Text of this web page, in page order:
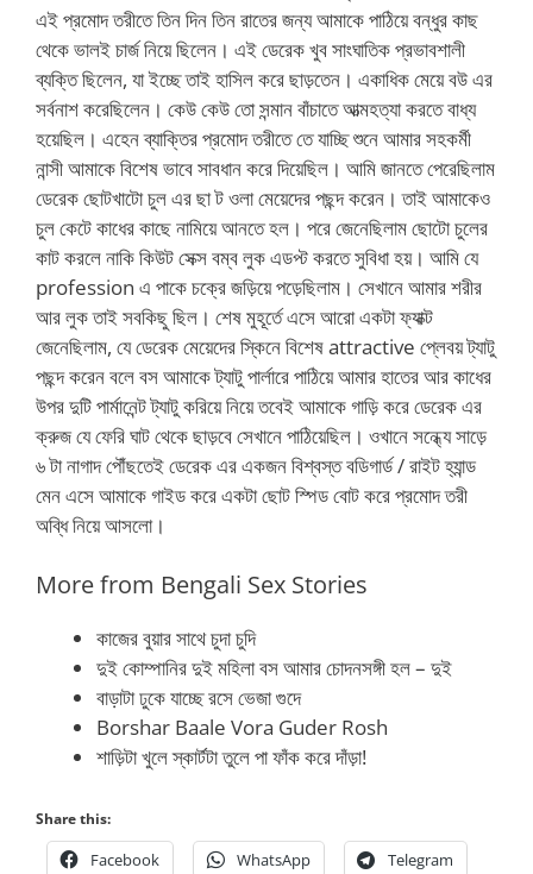
এই প্রমোদ তরীতে তিন দিন তিন রাতের জন্য আমাকে পাঠিয়ে বন্ধুর কাছ
থেকে ভালই চার্জ নিয়ে ছিলেন। এই ডেরেক খুব সাংঘাতিক প্রভাবশালী
ব্যক্তি ছিলেন, যা ইচ্ছে তাই হাসিল করে ছাড়তেন। একাধিক মেয়ে বউ এর
সর্বনাশ করেছিলেন। কেউ কেউ তো সন্মান বাঁচাতে আত্মহত্যা করতে বাধ্য
হয়েছিল। এহেন ব্যাক্তির প্রমোদ তরীতে তে যাচ্ছি শুনে আমার সহকর্মী
নান্সী আমাকে বিশেষ ভাবে সাবধান করে দিয়েছিল। আমি জানতে পেরেছিলাম
ডেরেক ছোটখাটো চুল এর ছা ট ওলা মেয়েদের পছন্দ করেন। তাই আমাকেও
চুল কেটে কাধের কাছে নামিয়ে আনতে হল। পরে জেনেছিলাম ছোটো চুলের
কাট করলে নাকি কিউট সেক্স বম্ব লুক এডপ্ট করতে সুবিধা হয়। আমি যে
profession এ পাকে চক্রে জড়িয়ে পড়েছিলাম। সেখানে আমার শরীর
আর লুক তাই সবকিছু ছিল। শেষ মুহূর্তে এসে আরো একটা ফ্যাক্ট
জেনেছিলাম, যে ডেরেক মেয়েদের স্কিনে বিশেষ attractive প্লেবয় ট্যাটু
পছন্দ করেন বলে বস আমাকে ট্যাটু পার্লারে পাঠিয়ে আমার হাতের আর কাধের
উপর দুটি পার্মানেন্ট ট্যাটু করিয়ে নিয়ে তবেই আমাকে গাড়ি করে ডেরেক এর
ক্রুজ যে ফেরি ঘাট থেকে ছাড়বে সেখানে পাঠিয়েছিল। ওখানে সন্ধ্যে সাড়ে
৬ টা নাগাদ পৌঁছতেই ডেরেক এর একজন বিশ্বস্ত বডিগার্ড / রাইট হ্যান্ড
মেন এসে আমাকে গাইড করে একটা ছোট স্পিড বোট করে প্রমোদ তরী
অব্ধি নিয়ে আসলো।
More from Bengali Sex Stories
কাজের বুয়ার সাথে চুদা চুদি
দুই কোম্পানির দুই মহিলা বস আমার চোদনসঙ্গী হল – দুই
বাড়াটা ঢুকে যাচ্ছে রসে ভেজা গুদে
Borshar Baale Vora Guder Rosh
শাড়িটা খুলে স্কার্টটা তুলে পা ফাঁক করে দাঁড়া!
Share this:
Facebook WhatsApp Telegram